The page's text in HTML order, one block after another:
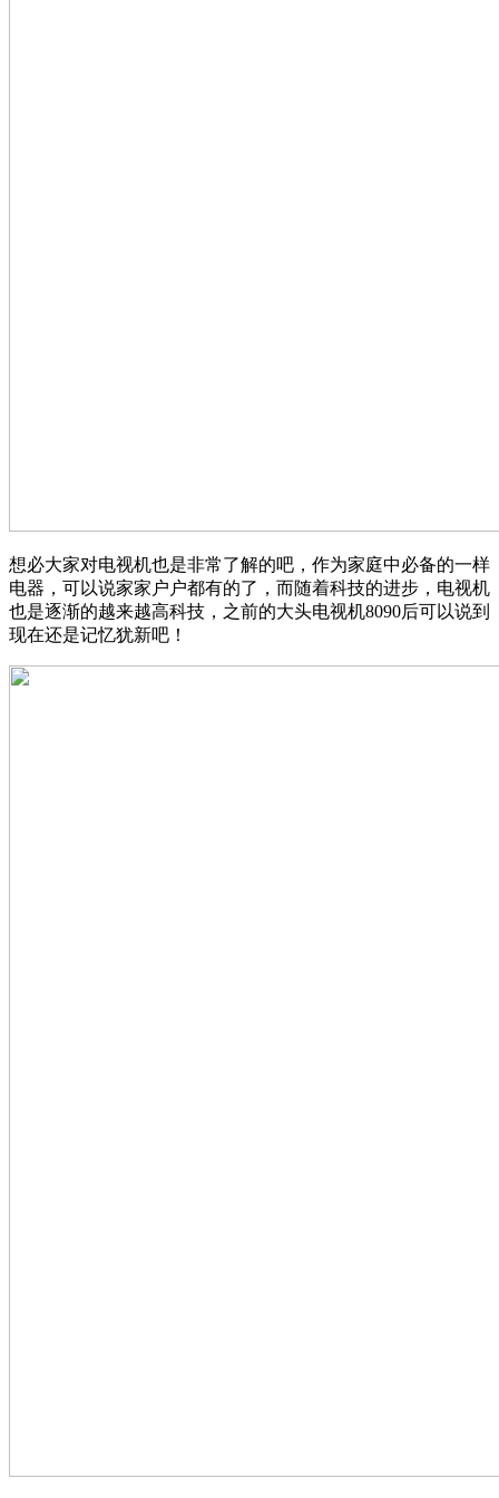
想必大家对电视机也是非常了解的吧，作为家庭中必备的一样
电器，可以说家家户户都有的了，而随着科技的进步，电视机
也是逐渐的越来越高科技，之前的大头电视机8090后可以说到
现在还是记忆犹新吧！